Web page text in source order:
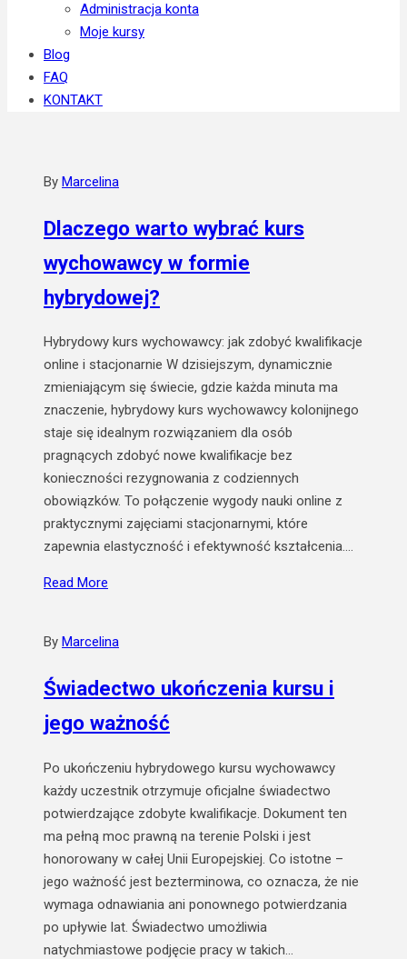
Administracja konta
Moje kursy
Blog
FAQ
KONTAKT
By Marcelina
Dlaczego warto wybrać kurs
wychowawcy w formie
hybrydowej?
Hybrydowy kurs wychowawcy: jak zdobyć kwalifikacje
online i stacjonarnie W dzisiejszym, dynamicznie
zmieniającym się świecie, gdzie każda minuta ma
znaczenie, hybrydowy kurs wychowawcy kolonijnego
staje się idealnym rozwiązaniem dla osób
pragnących zdobyć nowe kwalifikacje bez
konieczności rezygnowania z codziennych
obowiązków. To połączenie wygody nauki online z
praktycznymi zajęciami stacjonarnymi, które
zapewnia elastyczność i efektywność kształcenia.…
Read More
By Marcelina
Świadectwo ukończenia kursu i
jego ważność
Po ukończeniu hybrydowego kursu wychowawcy
każdy uczestnik otrzymuje oficjalne świadectwo
potwierdzające zdobyte kwalifikacje. Dokument ten
ma pełną moc prawną na terenie Polski i jest
honorowany w całej Unii Europejskiej. Co istotne –
jego ważność jest bezterminowa, co oznacza, że nie
wymaga odnawiania ani ponownego potwierdzania
po upływie lat. Świadectwo umożliwia
natychmiastowe podjęcie pracy w takich…